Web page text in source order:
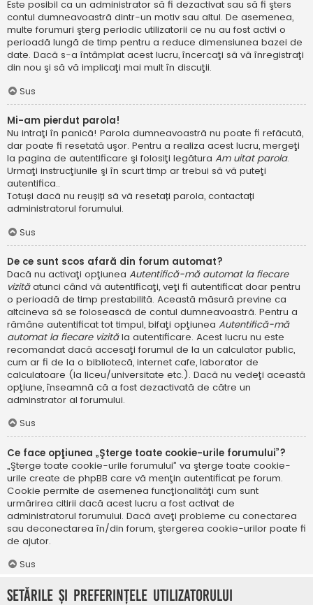
Este posibil ca un administrator să fi dezactivat sau să fi şters
contul dumneavoastră dintr-un motiv sau altul. De asemenea,
multe forumuri şterg periodic utilizatorii ce nu au fost activi o
perioadă lungă de timp pentru a reduce dimensiunea bazei de
date. Dacă s-a întâmplat acest lucru, încercaţi să vă înregistraţi
din nou şi să vă implicaţi mai mult în discuţii.
Sus
Mi-am pierdut parola!
Nu intraţi în panică! Parola dumneavoastră nu poate fi refăcută,
dar poate fi resetată uşor. Pentru a realiza acest lucru, mergeţi
la pagina de autentificare şi folosiţi legătura Am uitat parola.
Urmaţi instrucţiunile şi în scurt timp ar trebui să vă puteţi
autentifica..
Totuși dacă nu reușiți să vă resetați parola, contactați
administratorul forumului.
Sus
De ce sunt scos afară din forum automat?
Dacă nu activaţi opţiunea Autentifică-mă automat la fiecare
vizităatunci când vă autentificaţi, veţi fi autentificat doar pentru
o perioadă de timp prestabilită. Această măsură previne ca
altcineva să se folosească de contul dumneavoastră. Pentru a
rămâne autentificat tot timpul, bifaţi opţiunea Autentifică-mă
automat la fiecare vizităla autentificare. Acest lucru nu este
recomandat dacă accesaţi forumul de la un calculator public,
cum ar fi de la o bibliotecă, internet cafe, laborator de
calculatoare (la liceu/universitate etc.). Dacă nu vedeţi această
opţiune, înseamnă că a fost dezactivată de către un
adminstrator al forumului.
Sus
Ce face opţiunea „Şterge toate cookie-urile forumului”?
„Şterge toate cookie-urile forumului” va şterge toate cookie-
urile create de phpBB care vă menţin autentificat pe forum.
Cookie permite de asemenea funcţionalităţi cum sunt
urmărirea citirii dacă acest lucru a fost activat de
administratorul forumului. Dacă aveţi probleme cu conectarea
sau deconectarea în/din forum, ştergerea cookie-urilor poate fi
de ajutor.
Sus
Setările şi preferinţele utilizatorului